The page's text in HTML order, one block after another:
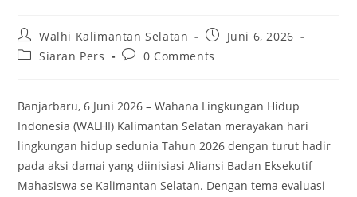
Post
author:
Walhi Kalimantan Selatan
Post
published:
Juni 6, 2026
PostSiaran Pers
Post0 Comments
Banjarbaru, 6 Juni 2026 – Wahana Lingkungan Hidup
Indonesia (WALHI) Kalimantan Selatan merayakan hari
lingkungan hidup sedunia Tahun 2026 dengan turut hadir
pada aksi damai yang diinisiasi Aliansi Badan Eksekutif
Mahasiswa se Kalimantan Selatan. Dengan tema evaluasi